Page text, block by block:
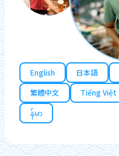
English 日本語
繁體中文
Tiếng Việt
န်မာ